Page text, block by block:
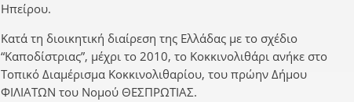
Ηπείρου.
Κατά τη διοικητική διαίρεση της Ελλάδας με το σχέδιο
“Καποδίστριας”, μέχρι το 2010, το Κοκκινολιθάρι ανήκε στο
Τοπικό Διαμέρισμα Κοκκινολιθαρίου, του πρώην Δήμου
ΦΙΛΙΑΤΩΝ του Νομού ΘΕΣΠΡΩΤΙΑΣ.